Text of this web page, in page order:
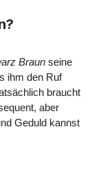
Braun seine
ihm den Ruf
braucht
aber
Geduld kannst